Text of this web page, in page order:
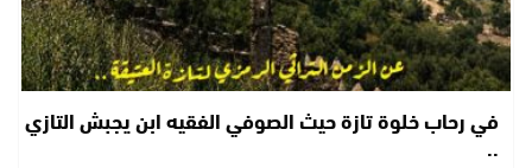
في رحاب خلوة تازة حيث الصوفي الفقيه ابن يجبش التازي
..